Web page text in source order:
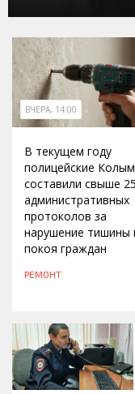
ВЧЕРА, 14:00
В текущем году
полицейские
составили свыше
административных
протоколов за
нарушение тишины
покоя граждан
РЕМОНТ